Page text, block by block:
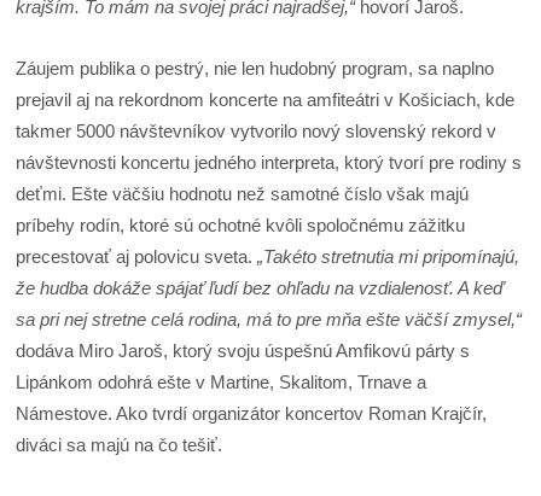
krajším. To mám na svojej práci najradšej,“hovorí Jaroš.
Záujem publika o pestrý, nie len hudobný program, sa naplno
prejavil aj na rekordnom koncerte na amfiteátri v Košiciach, kde
takmer 5000 návštevníkov vytvorilo nový slovenský rekord v
návštevnosti koncertu jedného interpreta, ktorý tvorí pre rodiny s
deťmi. Ešte väčšiu hodnotu než samotné číslo však majú
príbehy rodín, ktoré sú ochotné kvôli spoločnému zážitku
precestovať aj polovicu sveta.„Takéto stretnutia mi pripomínajú,
že hudba dokáže spájať ľudí bez ohľadu na vzdialenosť. A keď
sa pri nej stretne celá rodina, má to pre mňa ešte väčší zmysel,“
dodáva Miro Jaroš, ktorý svoju úspešnú Amfikovú párty s
Lipánkom odohrá ešte v Martine, Skalitom, Trnave a
Námestove. Ako tvrdí organizátor koncertov Roman Krajčír,
diváci sa majú na čo tešiť.